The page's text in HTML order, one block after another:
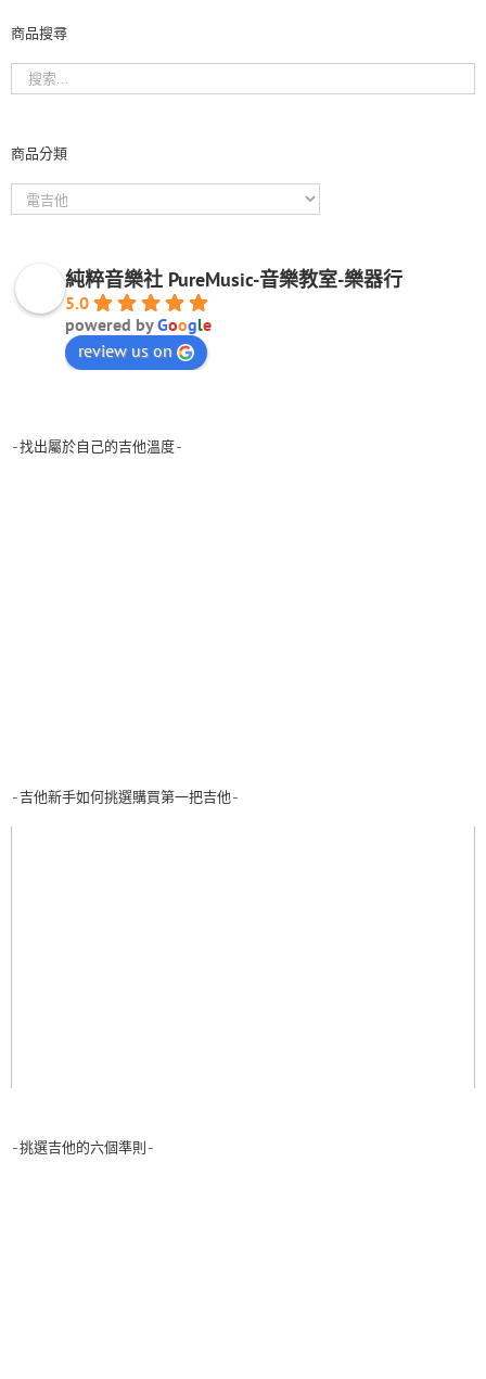
商品搜尋
商品分類
純粹音樂社 PureMusic-音樂教室-樂器行
5.0
powered byGoogle
review us on
-找出屬於自己的吉他溫度-
-吉他新手如何挑選購買第一把吉他-
-挑選吉他的六個準則-